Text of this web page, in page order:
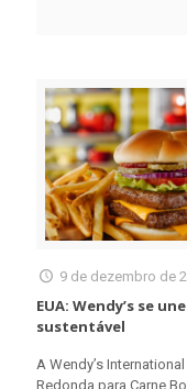
9 de dezembro de
EUA: Wendy’s se
sustentável
A Wendy’s
Redonda para Carne